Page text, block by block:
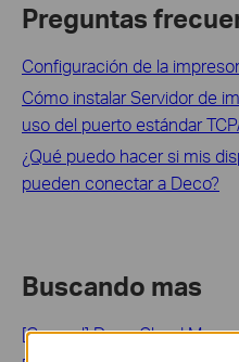
Preguntas
Configuración de la
Cómo instalar Servidor de
uso del puerto estándar
¿Qué puedo hacer si mis
pueden conectar a Deco?
Buscando mas
[General] Deco Cloud